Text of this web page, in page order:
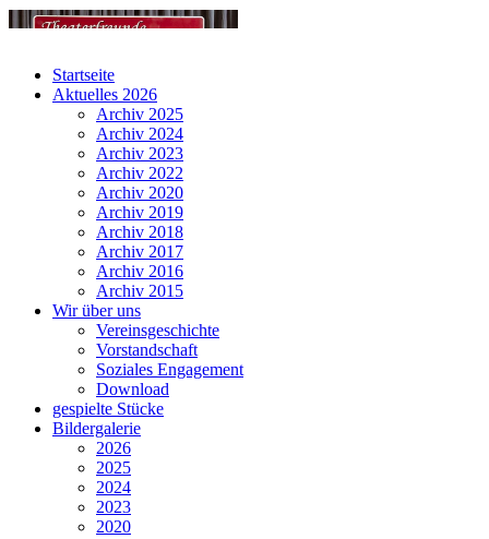
Startseite
Aktuelles 2026
Archiv 2025
Archiv 2024
Archiv 2023
Archiv 2022
Archiv 2020
Archiv 2019
Archiv 2018
Archiv 2017
Archiv 2016
Archiv 2015
Wir über uns
Vereinsgeschichte
Vorstandschaft
Soziales Engagement
Download
gespielte Stücke
Bildergalerie
2026
2025
2024
2023
2020